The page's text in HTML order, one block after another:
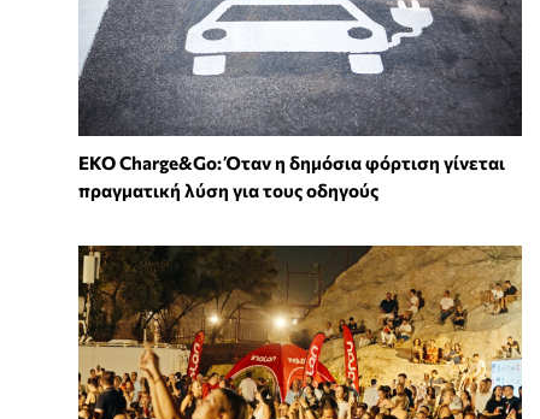
EKO Charge&Go: Όταν η δημόσια φόρτιση γίνεται
πραγματική λύση για τους οδηγούς